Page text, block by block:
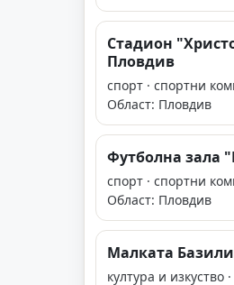
Стадион
Пловдив
спорт · спортни
Област: Пловдив
Футболна зала
спорт · спортни
Област: Пловдив
Малката
култура и изкуство